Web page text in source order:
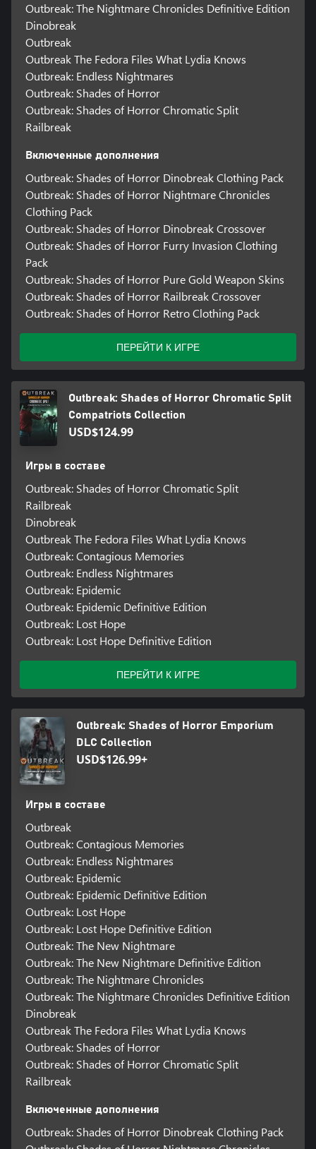
Outbreak: The Nightmare Chronicles Definitive Edition
Dinobreak
Outbreak
Outbreak The Fedora Files What Lydia Knows
Outbreak: Endless Nightmares
Outbreak: Shades of Horror
Outbreak: Shades of Horror Chromatic Split
Railbreak
Включенные дополнения
Outbreak: Shades of Horror Dinobreak Clothing Pack
Outbreak: Shades of Horror Nightmare Chronicles
Clothing Pack
Outbreak: Shades of Horror Dinobreak Crossover
Outbreak: Shades of Horror Furry Invasion Clothing
Pack
Outbreak: Shades of Horror Pure Gold Weapon Skins
Outbreak: Shades of Horror Railbreak Crossover
Outbreak: Shades of Horror Retro Clothing Pack
ПЕРЕЙТИ К ИГРЕ
Outbreak: Shades of Horror Chromatic Split
Compatriots Collection
USD$124.99
Игры в составе
Outbreak: Shades of Horror Chromatic Split
Railbreak
Dinobreak
Outbreak The Fedora Files What Lydia Knows
Outbreak: Contagious Memories
Outbreak: Endless Nightmares
Outbreak: Epidemic
Outbreak: Epidemic Definitive Edition
Outbreak: Lost Hope
Outbreak: Lost Hope Definitive Edition
ПЕРЕЙТИ К ИГРЕ
Outbreak: Shades of Horror Emporium
DLC Collection
USD$126.99+
Игры в составе
Outbreak
Outbreak: Contagious Memories
Outbreak: Endless Nightmares
Outbreak: Epidemic
Outbreak: Epidemic Definitive Edition
Outbreak: Lost Hope
Outbreak: Lost Hope Definitive Edition
Outbreak: The New Nightmare
Outbreak: The New Nightmare Definitive Edition
Outbreak: The Nightmare Chronicles
Outbreak: The Nightmare Chronicles Definitive Edition
Dinobreak
Outbreak The Fedora Files What Lydia Knows
Outbreak: Shades of Horror
Outbreak: Shades of Horror Chromatic Split
Railbreak
Включенные дополнения
Outbreak: Shades of Horror Dinobreak Clothing Pack